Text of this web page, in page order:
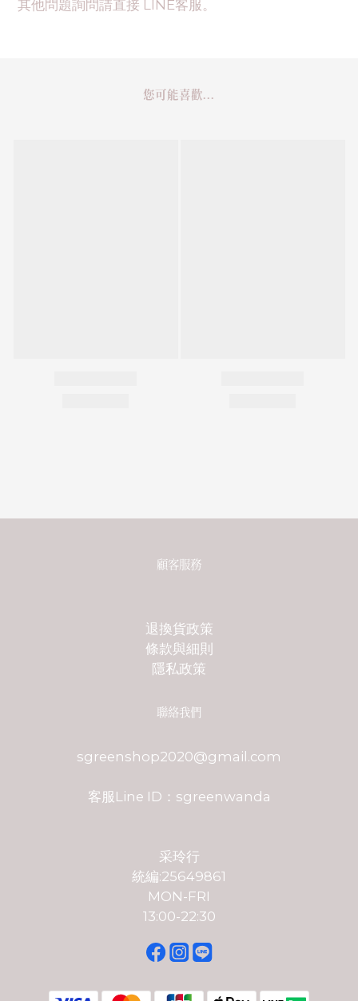
其他問題詢問請直接 LINE客服。
您可能喜歡...
顧客服務
退換貨政策
條款與細則
隱私政策
聯絡我們
sgreenshop2020@gmail.com
客服Line ID：sgreenwanda
采玲行
統編:25649861
MON-FRI
13:00-22:30